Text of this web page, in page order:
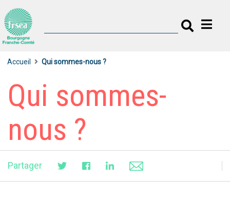
Accueil Qui sommes-nous ?
Qui sommes-
nous ?
Partager